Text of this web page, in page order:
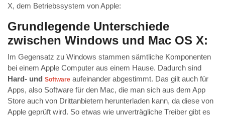
X, dem Betriebssystem von Apple:
Grundlegende Unterschiede
zwischen Windows und Mac OS X:
Im Gegensatz zu Windows stammen sämtliche Komponenten
bei einem Apple Computer aus einem Hause. Dadurch sind
Hard- und Software aufeinander abgestimmt. Das gilt auch für
Apps, also Software für den Mac, die man sich aus dem App
Store auch von Drittanbietern herunterladen kann, da diese von
Apple geprüft wird. So etwas wie unverträgliche Treiber gibt es